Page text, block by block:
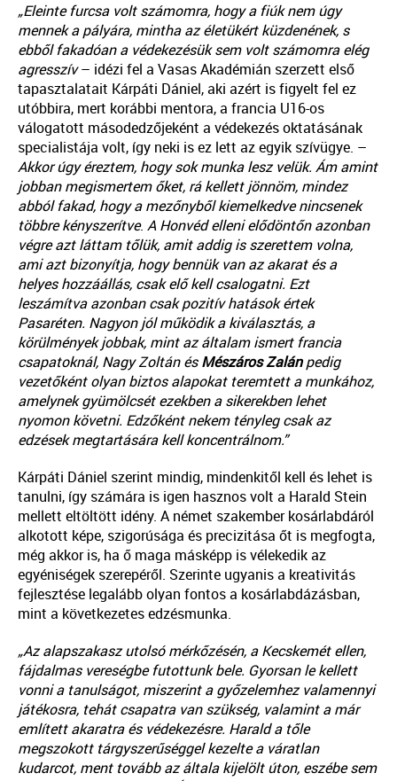
„Eleinte furcsa volt számomra, hogy a fiúk nem úgy
mennek a pályára, mintha az életükért küzdenének, s
ebből fakadóan a védekezésük sem volt számomra elég
agresszív– idézi fel a Vasas Akadémián szerzett első
tapasztalatait Kárpáti Dániel, aki azért is figyelt fel ez
utóbbira, mert korábbi mentora, a francia U16-os
válogatott másodedzőjeként a védekezés oktatásának
specialistája volt, így neki is ez lett az egyik szívügye. –
Akkor úgy éreztem, hogy sok munka lesz velük. Ám amint
jobban megismertem őket, rá kellett jönnöm, mindez
abból fakad, hogy a mezőnyből kiemelkedve nincsenek
többre kényszerítve. A Honvéd elleni elődöntőn azonban
végre azt láttam tőlük, amit addig is szerettem volna,
ami azt bizonyítja, hogy bennük van az akarat és a
helyes hozzáállás, csak elő kell csalogatni. Ezt
leszámítva azonban csak pozitív hatások értek
Pasaréten. Nagyon jól működik a kiválasztás, a
körülmények jobbak, mint az általam ismert francia
csapatoknál, Nagy Zoltán ésMészáros Zalánpedig
vezetőként olyan biztos alapokat teremtett a munkához,
amelynek gyümölcsét ezekben a sikerekben lehet
nyomon követni. Edzőként nekem tényleg csak az
edzések megtartására kell koncentrálnom.”
Kárpáti Dániel szerint mindig, mindenkitől kell és lehet is
tanulni, így számára is igen hasznos volt a Harald Stein
mellett eltöltött idény. A német szakember kosárlabdáról
alkotott képe, szigorúsága és precizitása őt is megfogta,
még akkor is, ha ő maga másképp is vélekedik az
egyéniségek szerepéről. Szerinte ugyanis a kreativitás
fejlesztése legalább olyan fontos a kosárlabdázásban,
mint a következetes edzésmunka.
„Az alapszakasz utolsó mérkőzésén, a Kecskemét ellen,
fájdalmas vereségbe futottunk bele. Gyorsan le kellett
vonni a tanulságot, miszerint a győzelemhez valamennyi
játékosra, tehát csapatra van szükség, valamint a már
említett akaratra és védekezésre. Harald a tőle
megszokott tárgyszerűséggel kezelte a váratlan
kudarcot, ment tovább az általa kijelölt úton, eszébe sem